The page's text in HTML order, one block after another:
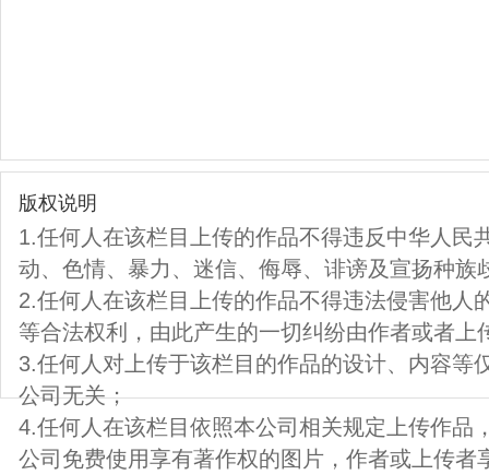
版权说明
1.任何人在该栏目上传的作品不得违反中华人民
动、色情、暴力、迷信、侮辱、诽谤及宣扬种族
2.任何人在该栏目上传的作品不得违法侵害他人
等合法权利，由此产生的一切纠纷由作者或者上
3.任何人对上传于该栏目的作品的设计、内容等
公司无关；
4.任何人在该栏目依照本公司相关规定上传作品
公司免费使用享有著作权的图片，作者或上传者